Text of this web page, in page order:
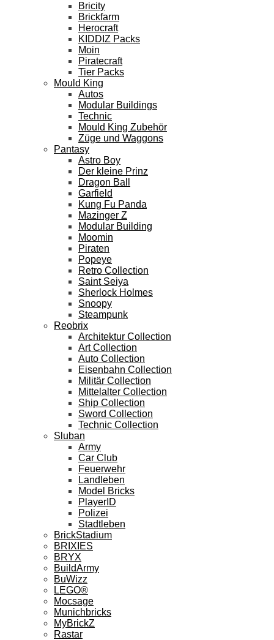
Bricity
Brickfarm
Herocraft
KIDDIZ Packs
Moin
Piratecraft
Tier Packs
Mould King
Autos
Modular Buildings
Technic
Mould King Zubehör
Züge und Waggons
Pantasy
Astro Boy
Der kleine Prinz
Dragon Ball
Garfield
Kung Fu Panda
Mazinger Z
Modular Building
Moomin
Piraten
Popeye
Retro Collection
Saint Seiya
Sherlock Holmes
Snoopy
Steampunk
Reobrix
Architektur Collection
Art Collection
Auto Collection
Eisenbahn Collection
Militär Collection
Mittelalter Collection
Ship Collection
Sword Collection
Technic Collection
Sluban
Army
Car Club
Feuerwehr
Landleben
Model Bricks
PlayerID
Polizei
Stadtleben
BrickStadium
BRIXIES
BRYX
BuildArmy
BuWizz
LEGO®
Mocsage
Munichbricks
MyBrickZ
Rastar